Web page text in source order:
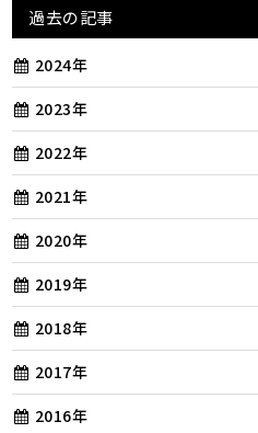
過去の記事
2024年
2023年
2022年
2021年
2020年
2019年
2018年
2017年
2016年